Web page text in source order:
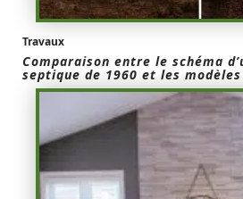
Travaux
Comparaison entre le schéma
septique de 1960 et les